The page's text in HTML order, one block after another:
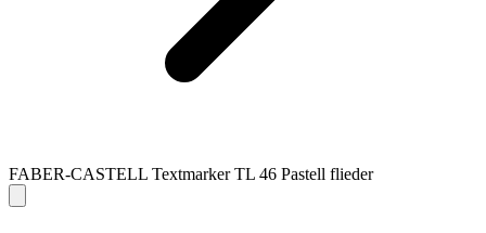
FABER-CASTELL Textmarker TL 46 Pastell flieder